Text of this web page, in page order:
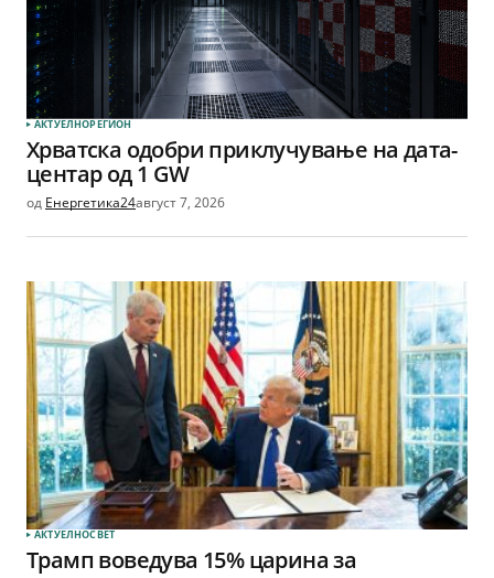
АКТУЕЛНОРЕГИОН
Хрватска одобри приклучување на дата-
центар од 1 GW
од Енергетика24август 7, 2026
АКТУЕЛНОСВЕТ
Трамп воведува 15% царина за